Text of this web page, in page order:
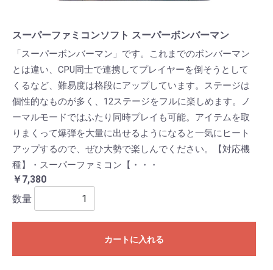
スーパーファミコンソフト スーパーボンバーマン
「スーパーボンバーマン」です。これまでのボンバーマン
とは違い、CPU同士で連携してプレイヤーを倒そうとして
くるなど、難易度は格段にアップしています。ステージは
個性的なものが多く、12ステージをフルに楽しめます。ノ
ーマルモードではふたり同時プレイも可能。アイテムを取
りまくって爆弾を大量に出せるようになると一気にヒート
アップするので、ぜひ大勢で楽しんでください。【対応機
種】・スーパーファミコン【・・・
￥7,380
数量
カートに入れる